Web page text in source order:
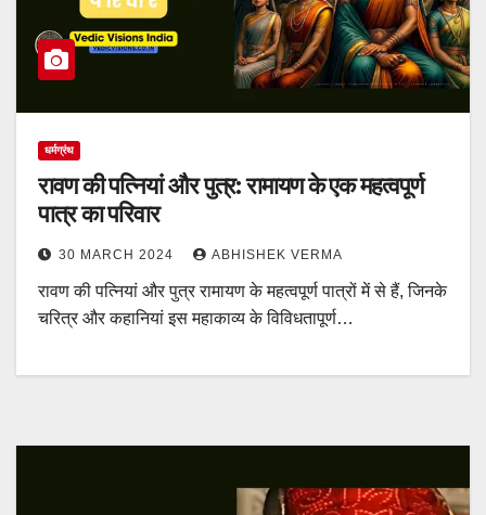
धर्मग्रंथ
रावण की पत्नियां और पुत्र: रामायण के एक महत्वपूर्ण
पात्र का परिवार
30 MARCH 2024 ABHISHEK VERMA
रावण की पत्नियां और पुत्र रामायण के महत्वपूर्ण पात्रों में से हैं, जिनके
चरित्र और कहानियां इस महाकाव्य के विविधतापूर्ण…